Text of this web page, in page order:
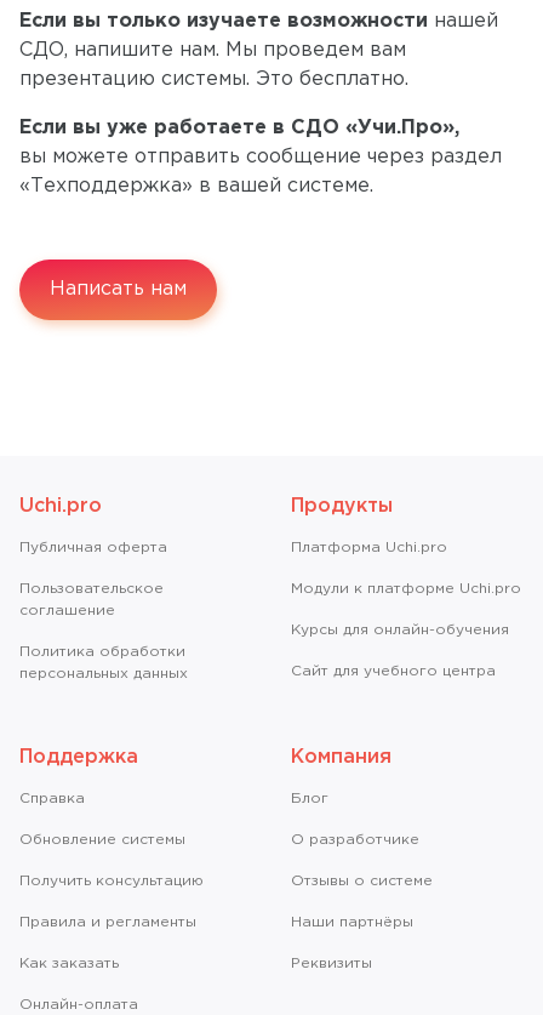
Если вы только изучаете возможности нашей
СДО, напишите нам. Мы проведем вам
презентацию системы. Это бесплатно.
Если вы уже работаете в СДО «Учи.Про»,
вы можете отправить сообщение через раздел
«Техподдержка» в вашей системе.
Написать нам
Uchi.pro
Публичная оферта
Пользовательское
соглашение
Политика обработки
персональных данных
Продукты
Платформа Uchi.pro
Модули к платформе Uchi.pro
Курсы для онлайн-обучения
Сайт для учебного центра
Поддержка
Справкa
Обновление системы
Получить консультацию
Правила и регламенты
Как заказать
Онлайн-оплата
Компания
Блог
О разработчике
Отзывы о системе
Наши партнёры
Реквизиты